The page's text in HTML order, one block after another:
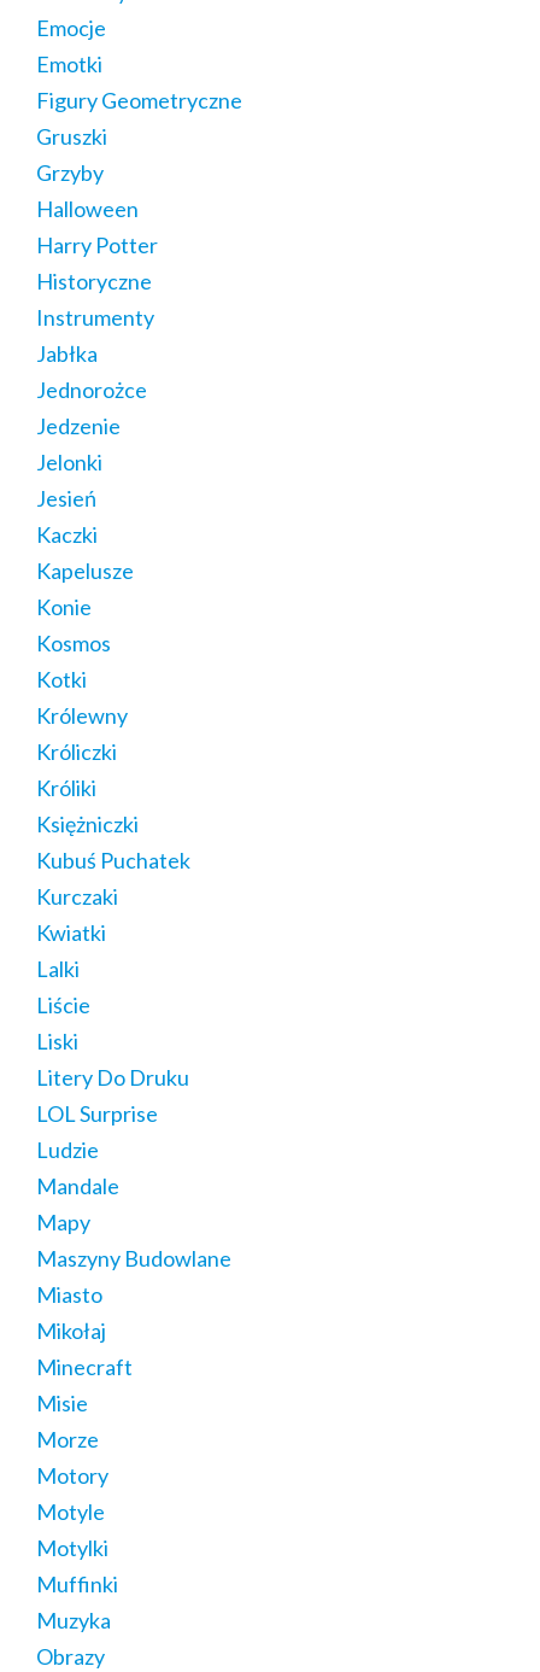
Emocje
Emotki
Figury Geometryczne
Gruszki
Grzyby
Halloween
Harry Potter
Historyczne
Instrumenty
Jabłka
Jednorożce
Jedzenie
Jelonki
Jesień
Kaczki
Kapelusze
Konie
Kosmos
Kotki
Królewny
Króliczki
Króliki
Księżniczki
Kubuś Puchatek
Kurczaki
Kwiatki
Lalki
Liście
Liski
Litery Do Druku
LOL Surprise
Ludzie
Mandale
Mapy
Maszyny Budowlane
Miasto
Mikołaj
Minecraft
Misie
Morze
Motory
Motyle
Motylki
Muffinki
Muzyka
Obrazy